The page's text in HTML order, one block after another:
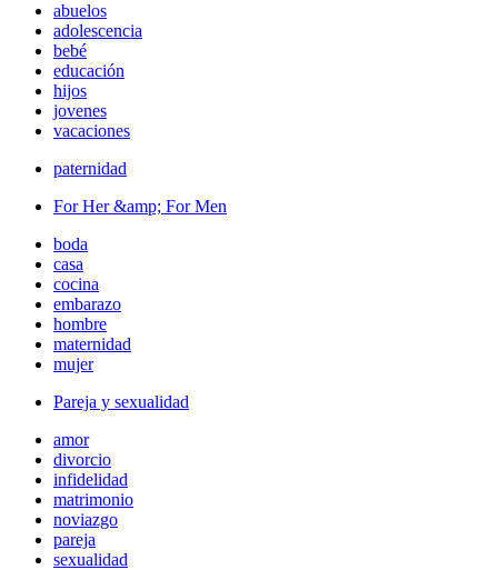
abuelos
adolescencia
bebé
educación
hijos
jovenes
vacaciones
paternidad
For Her &amp; For Men
boda
casa
cocina
embarazo
hombre
maternidad
mujer
Pareja y sexualidad
amor
divorcio
infidelidad
matrimonio
noviazgo
pareja
sexualidad